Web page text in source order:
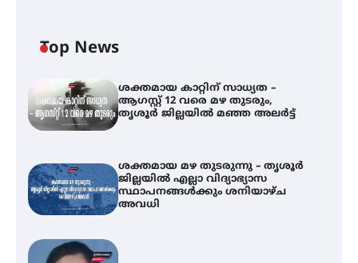
Top News
ശക്തമായ കാറ്റിന് സാധ്യത –
ആഗസ്റ്റ് 12 വരെ മഴ തുടരും,
തൃശൂർ ജില്ലയിൽ മഞ്ഞ അലർട്ട്
ശക്തമായ മഴ തുടരുന്നു – തൃശൂർ
ജില്ലയിൽ എല്ലാ വിദ്യാഭ്യാസ
സ്ഥാപനങ്ങൾക്കും ശനിയാഴ്ച
അവധി